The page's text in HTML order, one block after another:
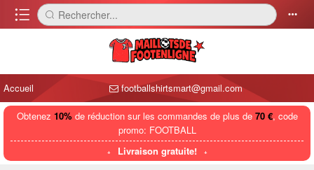
󰈍 󰅼 Rechercher... 󰄒
Accueil footballshirtsmart@gmail.com
Obtenez 10%de réduction sur les commandes de plus de 70 €, code
promo: FOOTBALL
Livraison gratuite!